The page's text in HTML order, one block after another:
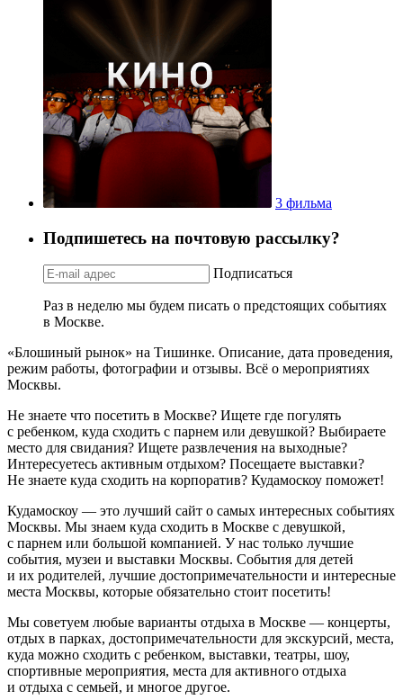
3 фильма
Подпишетесь на почтовую рассылку?
Подписаться
Раз в неделю мы будем писать о предстоящих событиях
в Москве.
«Блошиный рынок» на Тишинке. Описание, дата проведения,
режим работы, фотографии и отзывы. Всё о мероприятиях
Москвы.
Не знаете что посетить в Москве? Ищете где погулять
с ребенком, куда сходить с парнем или девушкой? Выбираете
место для свидания? Ищете развлечения на выходные?
Интересуетесь активным отдыхом? Посещаете выставки?
Не знаете куда сходить на корпоратив? Кудамоскоу поможет!
Кудамоскоу — это лучший сайт о самых интересных событиях
Москвы. Мы знаем куда сходить в Москве с девушкой,
с парнем или большой компанией. У нас только лучшие
события, музеи и выставки Москвы. События для детей
и их родителей, лучшие достопримечательности и интересные
места Москвы, которые обязательно стоит посетить!
Мы советуем любые варианты отдыха в Москве — концерты,
отдых в парках, достопримечательности для экскурсий, места,
куда можно сходить с ребенком, выставки, театры, шоу,
спортивные мероприятия, места для активного отдыха
и отдыха с семьей, и многое другое.